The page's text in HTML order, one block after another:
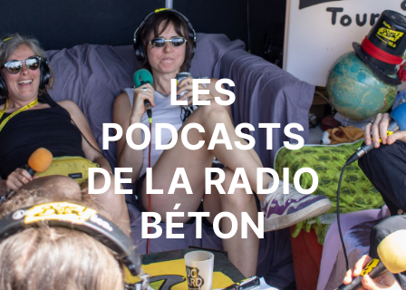
LES
PODCASTS
DE LA RADIO
BÉTON